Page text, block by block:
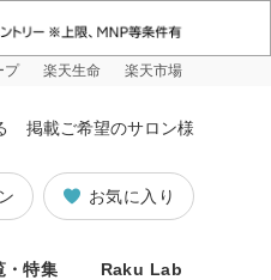
プ 楽天生命 楽天市場
掲載ご希望のサロン様
お気に入り
・特集 Raku Lab